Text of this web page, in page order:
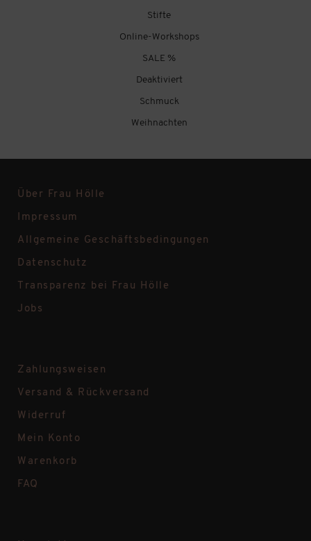
Stifte
Online-Workshops
SALE %
Deaktiviert
Schmuck
Weihnachten
Über Frau Hölle
Impressum
Allgemeine Geschäftsbedingungen
Datenschutz
Transparenz bei Frau Hölle
Jobs
Zahlungsweisen
Versand & Rückversand
Widerruf
Mein Konto
Warenkorb
FAQ